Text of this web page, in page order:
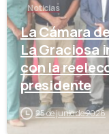
Noticias
La Cámara
La Graciosa
con la
presidente
25 de junio de 2026